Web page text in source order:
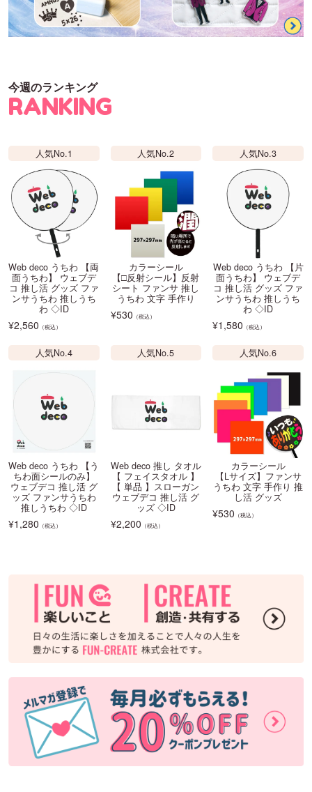
今週のランキング
RANKING
人気No.1
Web deco うちわ 【両
面うちわ】 ウェブデ
コ 推し活 グッズ ファ
ンサうちわ 推しうち
わ ◇ID
¥2,560 （税込）
人気No.2
カラーシール
【□反射シール】反射
シート ファンサ 推し
うちわ 文字 手作り
¥530 （税込）
人気No.3
Web deco うちわ 【片
面うちわ】 ウェブデ
コ 推し活 グッズ ファ
ンサうちわ 推しうち
わ ◇ID
¥1,580 （税込）
人気No.4
Web deco うちわ 【う
ちわ面シールのみ】
ウェブデコ 推し活 グ
ッズ ファンサうちわ
推しうちわ ◇ID
¥1,280 （税込）
人気No.5
Web deco 推し タオル
【 フェイスタオル 】
【 単品 】スローガン
ウェブデコ 推し活 グ
ッズ ◇ID
¥2,200 （税込）
人気No.6
カラーシール
【Lサイズ】ファンサ
うちわ 文字 手作り 推
し活 グッズ
¥530 （税込）